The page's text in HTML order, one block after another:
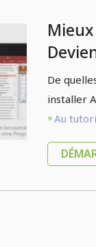
Mieux
2016
De
installer
Au